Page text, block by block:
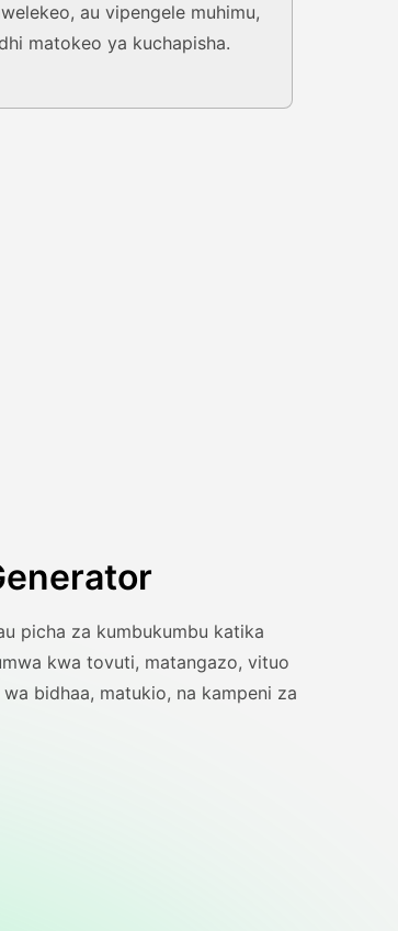
au vipengele muhimu,
matokeo ya kuchapisha.
picha za kumbukumbu katika
kwa tovuti, matangazo, vituo
bidhaa, matukio, na kampeni za